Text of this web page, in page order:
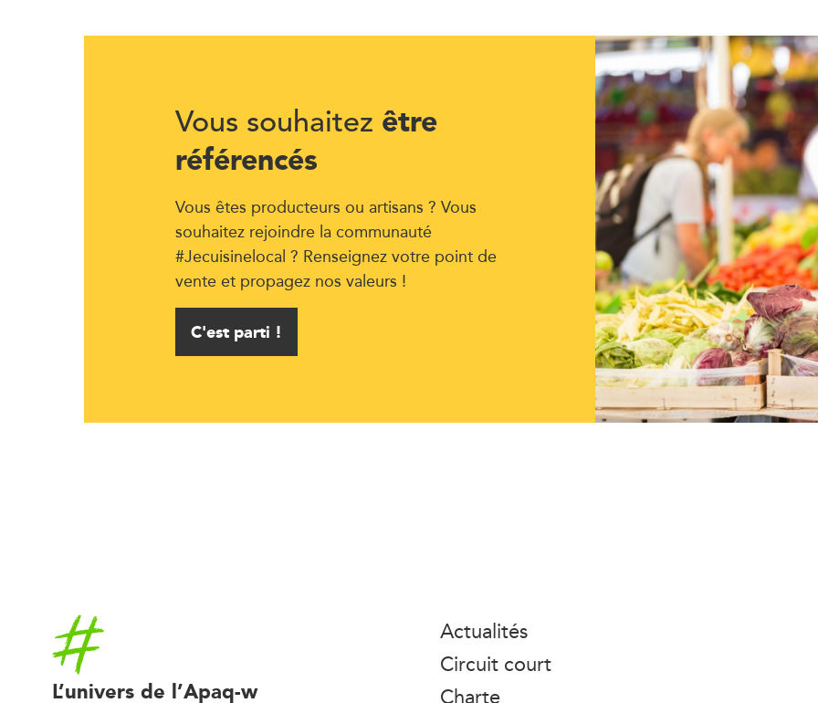
Vous souhaitez être
référencés
Vous êtes producteurs ou artisans ? Vous
souhaitez rejoindre la communauté
#Jecuisinelocal ? Renseignez votre point de
vente et propagez nos valeurs !
C'est parti !
Accueil
L’univers de l’Apaq-w
Actualités
Circuit court
Charte